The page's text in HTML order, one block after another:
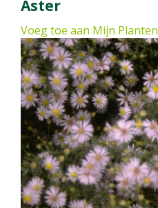
Aster
Voeg toe aan Mijn Planten